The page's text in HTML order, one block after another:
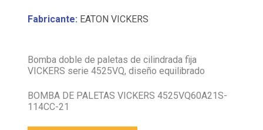
Fabricante: EATON VICKERS
Bomba doble de paletas de cilindrada fija
VICKERS serie 4525VQ, diseño equilibrado
BOMBA DE PALETAS VICKERS 4525VQ60A21S-
114CC-21